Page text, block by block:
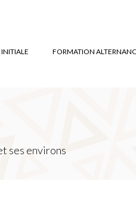
FORMATION
ses environs